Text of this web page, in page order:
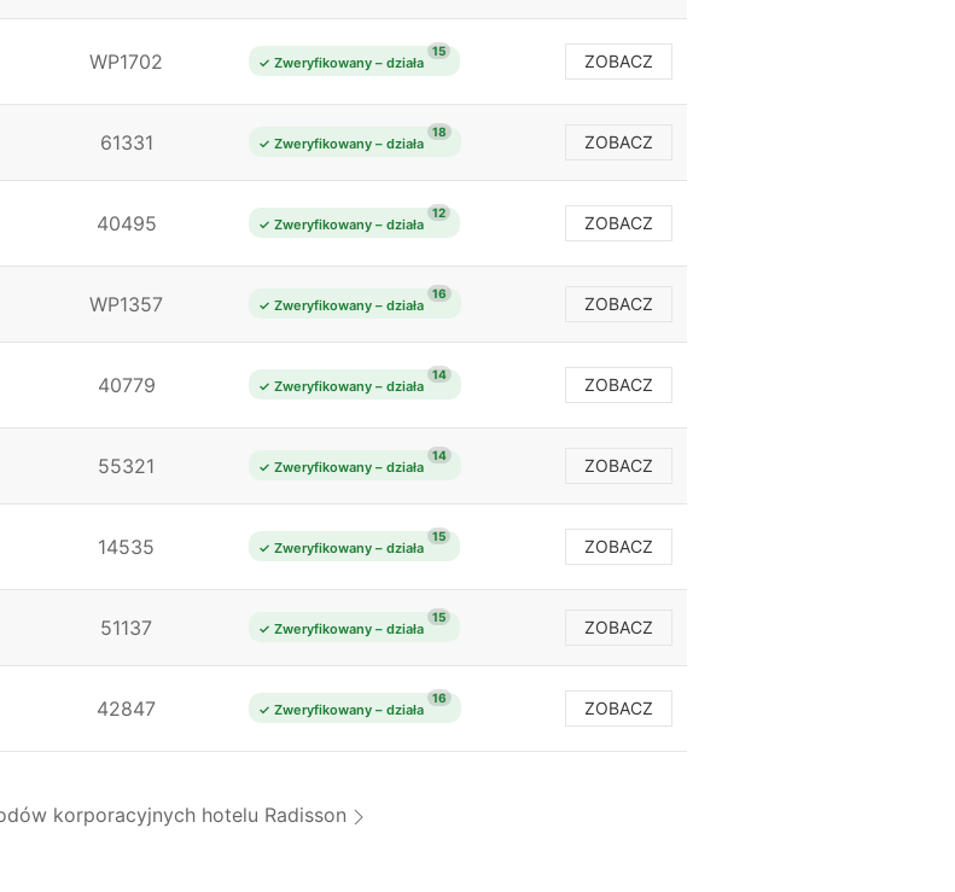
WP1702 ✓ Zweryfikowany – działa
15 ZOBACZ
61331 ✓ Zweryfikowany – działa
18 ZOBACZ
40495 ✓ Zweryfikowany – działa
12 ZOBACZ
WP1357 ✓ Zweryfikowany – działa
16 ZOBACZ
40779 ✓ Zweryfikowany – działa
14 ZOBACZ
55321 ✓ Zweryfikowany – działa
14 ZOBACZ
14535 ✓ Zweryfikowany – działa
15 ZOBACZ
51137 ✓ Zweryfikowany – działa
15 ZOBACZ
42847 ✓ Zweryfikowany – działa
16 ZOBACZ
korporacyjnych hotelu Radisson